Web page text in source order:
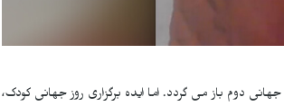
دوم باز می گردد. اما ایده برگزاری روز جهانی کودک،